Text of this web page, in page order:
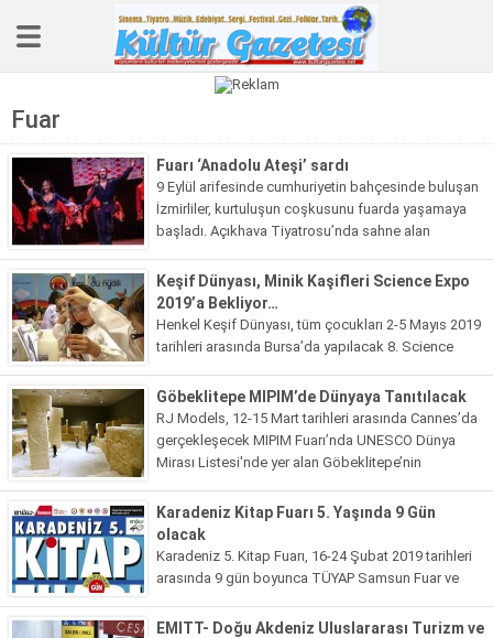
Manşet
Köşe Yazıları
KÜLTÜR
Tarih
Haberler
Sinema
Video Galeri
Foto Galeri
Edebiyat
Kitap
Şiir
ETKİNLİKLER
Fuar
Fuarı ‘Anadolu Ateşi’ sardı
9 Eylül arifesinde cumhuriyetin bahçesinde buluşan
İzmirliler, kurtuluşun coşkusunu fuarda yaşamaya
başladı. Açıkhava Tiyatrosu’nda sahne alan
Keşif Dünyası, Minik Kaşifleri Science Expo
2019’a Bekliyor…
Henkel Keşif Dünyası, tüm çocukları 2-5 Mayıs 2019
tarihleri arasında Bursa’da yapılacak 8. Science
Göbeklitepe MIPIM’de Dünyaya Tanıtılacak
RJ Models, 12-15 Mart tarihleri arasında Cannes’da
gerçekleşecek MIPIM Fuarı’nda UNESCO Dünya
Mirası Listesi'nde yer alan Göbeklitepe’nin
Karadeniz Kitap Fuarı 5. Yaşında 9 Gün
olacak
Karadeniz 5. Kitap Fuarı, 16-24 Şubat 2019 tarihleri
arasında 9 gün boyunca TÜYAP Samsun Fuar ve
EMITT- Doğu Akdeniz Uluslararası Turizm ve